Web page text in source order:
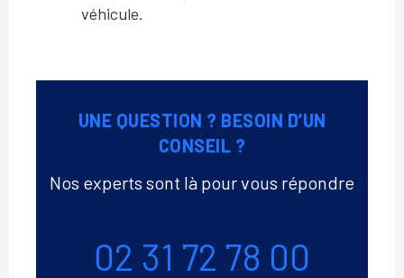
véhicule.
UNE QUESTION ? BESOIN D’UN
CONSEIL ?
Nos experts sont là pour vous répondre
02 31 72 78 00